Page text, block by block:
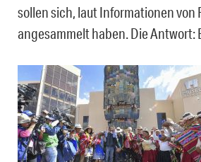
sollen sich, laut Informationen von
angesammelt haben. Die Antwort: